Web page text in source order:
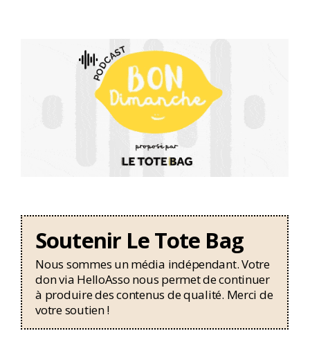
Soutenir Le Tote Bag
Nous sommes un média indépendant. Votre
don via HelloAsso nous permet de continuer
à produire des contenus de qualité. Merci de
votre soutien !